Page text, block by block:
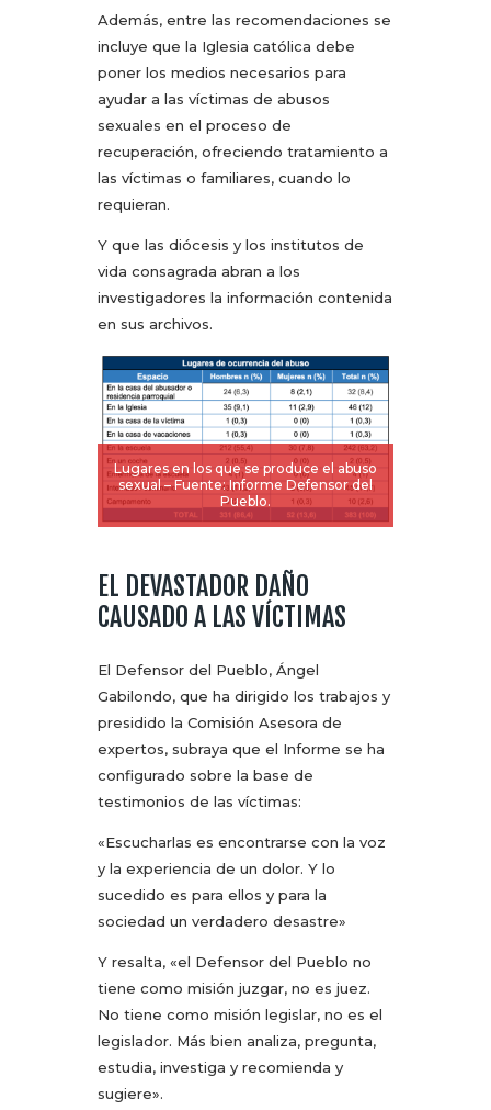
Además, entre las recomendaciones se
incluye que la Iglesia católica debe
poner los medios necesarios para
ayudar a las víctimas de abusos
sexuales en el proceso de
recuperación, ofreciendo tratamiento a
las víctimas o familiares, cuando lo
requieran.
Y que las diócesis y los institutos de
vida consagrada abran a los
investigadores la información contenida
en sus archivos.
Lugares en los que se produce el abuso
sexual – Fuente: Informe Defensor del
Pueblo.
EL DEVASTADOR DAÑO
CAUSADO A LAS VÍCTIMAS
El Defensor del Pueblo, Ángel
Gabilondo, que ha dirigido los trabajos y
presidido la Comisión Asesora de
expertos, subraya que el Informe se ha
configurado sobre la base de
testimonios de las víctimas:
«Escucharlas es encontrarse con la voz
y la experiencia de un dolor. Y lo
sucedido es para ellos y para la
sociedad un verdadero desastre»
Y resalta, «el Defensor del Pueblo no
tiene como misión juzgar, no es juez.
No tiene como misión legislar, no es el
legislador. Más bien analiza, pregunta,
estudia, investiga y recomienda y
sugiere».